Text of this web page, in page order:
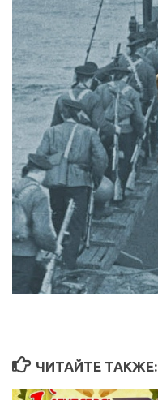
ЧИТАЙТЕ ТАКЖЕ: